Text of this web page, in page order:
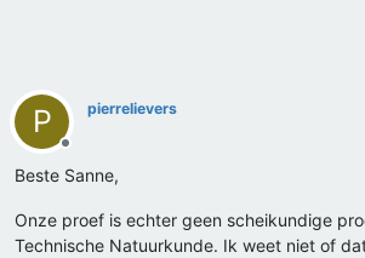
P
Offline
pierrelievers
Beste Sanne,
Onze proef is echter geen scheikundige
Technische Natuurkunde. Ik weet niet of